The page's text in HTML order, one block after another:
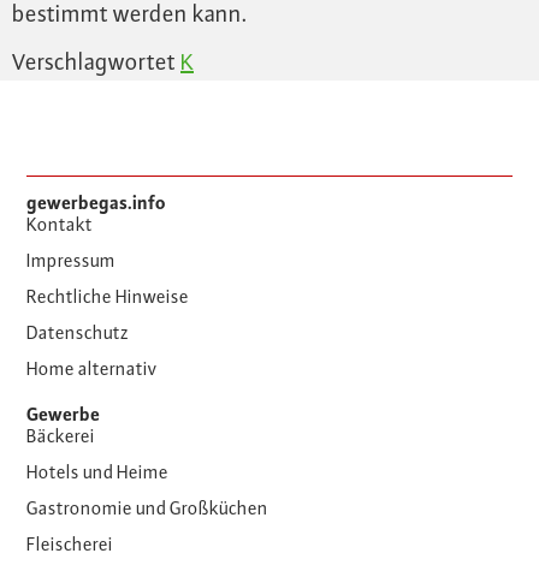
bestimmt werden kann.
Verschlagwortet K
gewerbegas.info
Kontakt
Impressum
Rechtliche Hinweise
Datenschutz
Home alternativ
Gewerbe
Bäckerei
Hotels und Heime
Gastronomie und Großküchen
Fleischerei